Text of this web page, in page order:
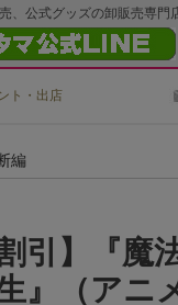
、公式グッズの卸販売専門
ト・出店
編
割引】『魔
』（アニ